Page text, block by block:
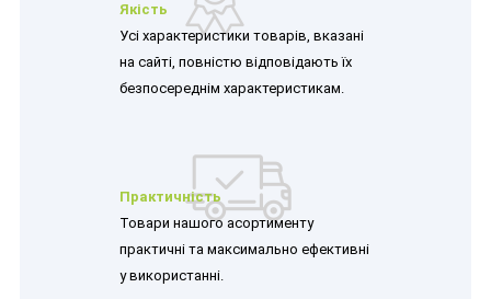
Якість
Усі характеристики товарів, вказані
на сайті, повністю відповідають їх
безпосереднім характеристикам.
Практичність
Товари нашого асортименту
практичні та максимально ефективні
у використанні.